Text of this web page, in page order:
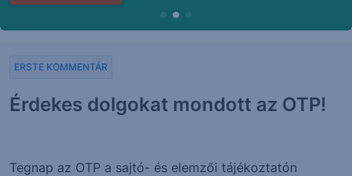
ERSTE KOMMENTÁR
Érdekes dolgokat mondott az OTP!
Tegnap az OTP a sajtó- és elemzői tájékoztatón